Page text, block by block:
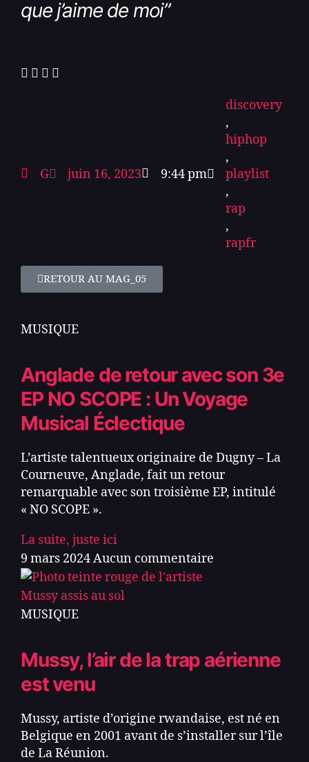
que j’aime de moi”
G juin 16, 2023 9:44 pm
discovery
,
hiphop
,
playlist
,
rap
,
rapfr
RETOUR AU MAG_05
MUSIQUE
Anglade de retour avec son 3e
EP NO SCOPE : Un Voyage
Musical Éclectique
L’artiste talentueux originaire de Dugny – La
Courneuve, Anglade, fait un retour
remarquable avec son troisième EP, intitulé
« NO SCOPE ».
La suite, juste ici
9 mars 2024Aucun commentaire
MUSIQUE
Mussy, l’air de la trap aérienne
est venu
Mussy, artiste d’origine rwandaise, est né en
Belgique en 2001 avant de s’installer sur l’île
de La Réunion.